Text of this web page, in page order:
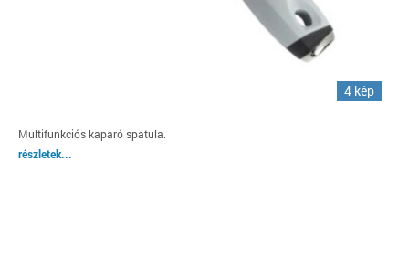
4 kép
Multifunkciós kaparó spatula.
részletek...